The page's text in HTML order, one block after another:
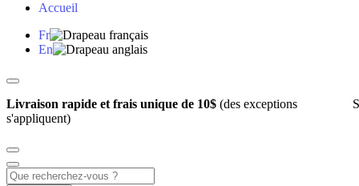
Accueil
Fr
En
Livraison rapide et frais unique de 10$ (des exceptions
s'appliquent)